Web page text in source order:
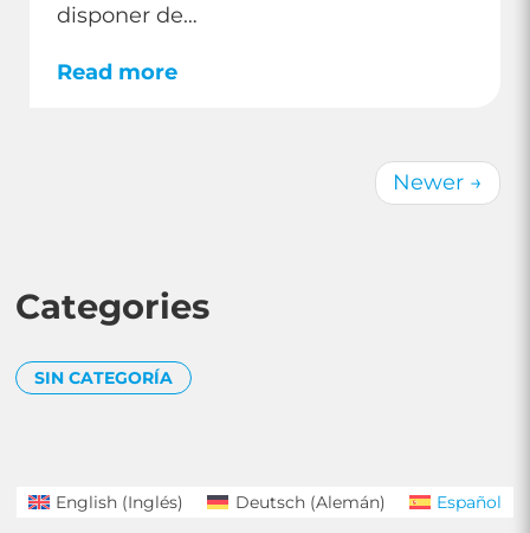
disponer de…
Read more
Newer →
Categories
SIN CATEGORÍA
English (Inglés) Deutsch(Alemán) Español